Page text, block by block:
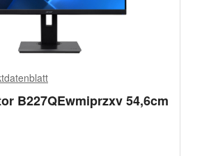
B227QEwmiprzxv 54,6cm